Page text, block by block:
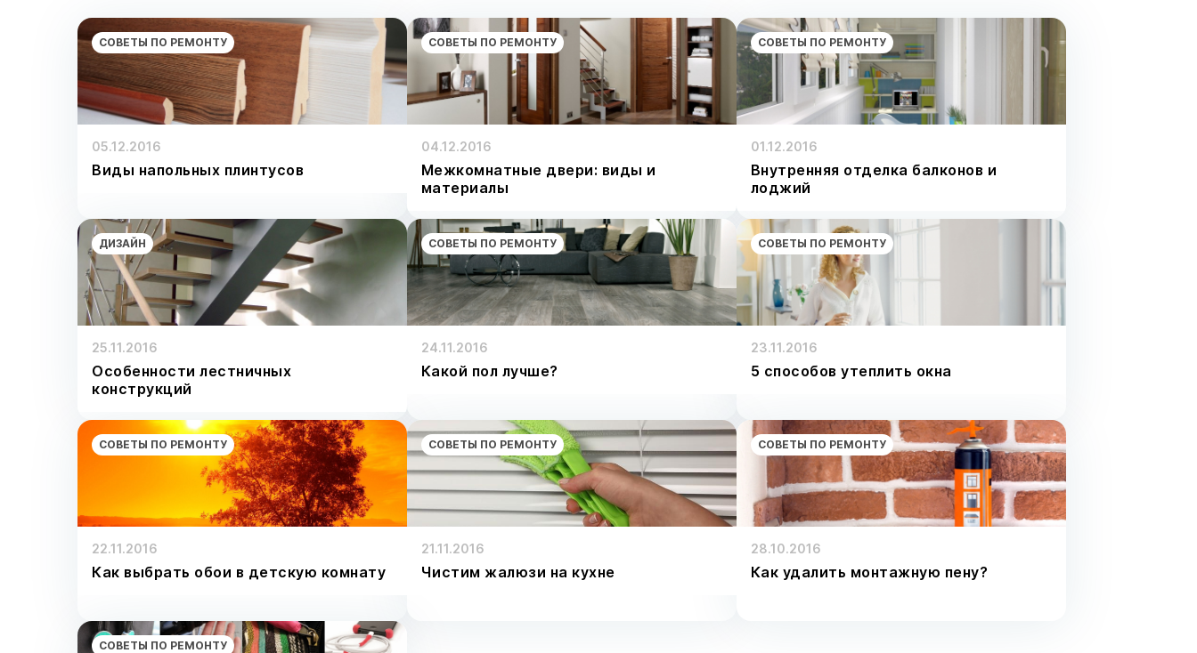
СОВЕТЫ ПО РЕМОНТУ
05.12.2016
Виды напольных плинтусов
СОВЕТЫ ПО РЕМОНТУ
04.12.2016
Межкомнатные двери: виды и
материалы
СОВЕТЫ ПО РЕМОНТУ
01.12.2016
Внутренняя отделка балконов и
лоджий
ДИЗАЙН
25.11.2016
Особенности лестничных
конструкций
СОВЕТЫ ПО РЕМОНТУ
24.11.2016
Какой пол лучше?
СОВЕТЫ ПО РЕМОНТУ
23.11.2016
5 способов утеплить окна
СОВЕТЫ ПО РЕМОНТУ
22.11.2016
Как выбрать обои в детскую комнату
СОВЕТЫ ПО РЕМОНТУ
21.11.2016
Чистим жалюзи на кухне
СОВЕТЫ ПО РЕМОНТУ
28.10.2016
Как удалить монтажную пену?
СОВЕТЫ ПО РЕМОНТУ